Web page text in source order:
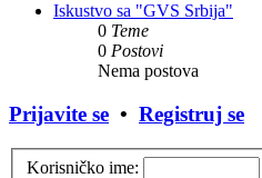
Iskustvo sa "GVS Srbija"
0 Teme
0 Postovi
Nema postova
Prijavite se • Registruj se
Korisničko ime: